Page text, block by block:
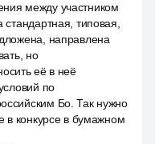
между участником
типовая,
направлена
но
её в неё
по
Бо. Так нужно
в конкурсе в бумажном